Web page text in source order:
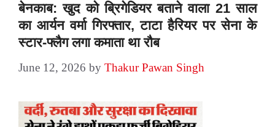
बेनकाब: खुद को ब्रिगेडियर बताने वाला 21 साल
का आर्यन वर्मा गिरफ्तार, टाटा हैरियर पर सेना के
स्टार-फ्लैग लगा कमाता था रौब
June 12, 2026 by Thakur Pawan Singh